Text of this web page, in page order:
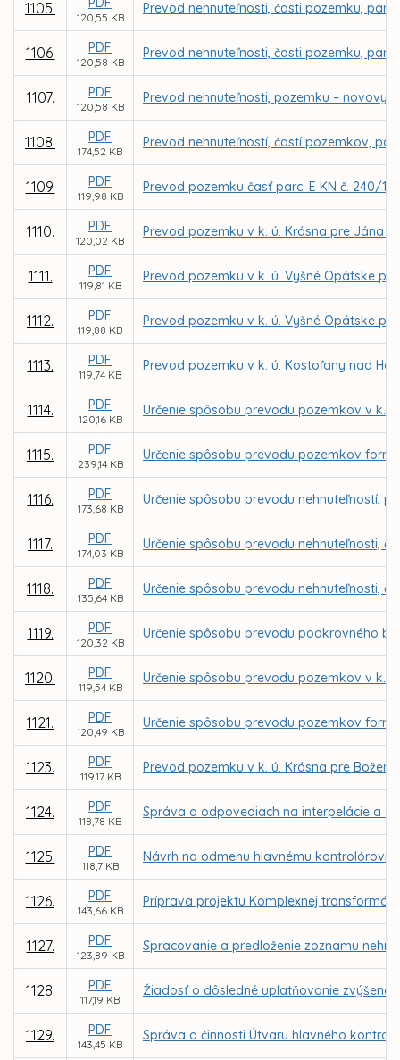
1105.
120,55 KB
Prevod nehnuteľnosti, časti pozemku,
1106. PDF
120,58 KB
Prevod nehnuteľnosti, časti pozemku,
1107. PDF
120,58 KB
Prevod nehnuteľnosti, pozemku –
1108. PDF
174,52 KB
Prevod nehnuteľností, častí pozemkov,
1109. PDF
119,98 KB
Prevod pozemku časť parc. E KN č. 240/
1110. PDF
120,02 KB
Prevod pozemku v k. ú. Krásna pre Jána
1111. PDF
119,81 KB
Prevod pozemku v k. ú. Vyšné Opátske
1112. PDF
119,88 KB
Prevod pozemku v k. ú. Vyšné Opátske
1113. PDF
119,74 KB
Prevod pozemku v k. ú. Kostoľany nad
1114. PDF
120,16 KB
Určenie spôsobu prevodu pozemkov v k.
1115. PDF
239,14 KB
Určenie spôsobu prevodu pozemkov
1116. PDF
173,68 KB
Určenie spôsobu prevodu nehnuteľností,
1117. PDF
174,03 KB
Určenie spôsobu prevodu nehnuteľnosti,
1118. PDF
135,64 KB
Určenie spôsobu prevodu nehnuteľnosti,
1119. PDF
120,32 KB
Určenie spôsobu prevodu podkrovného
1120. PDF
119,54 KB
Určenie spôsobu prevodu pozemkov v k.
1121. PDF
120,49 KB
Určenie spôsobu prevodu pozemkov
1123. PDF
119,17 KB
Prevod pozemku v k. ú. Krásna pre
1124. PDF
118,78 KB
Správa o odpovediach na interpelácie a
1125. PDF
118,7 KB
Návrh na odmenu hlavnému kontrolórovi
1126. PDF
143,66 KB
Príprava projektu Komplexnej
1127. PDF
123,89 KB
Spracovanie a predloženie zoznamu
1128. PDF
117,19 KB
Žiadosť o dôsledné uplatňovanie
1129. PDF
143,45 KB
Správa o činnosti Útvaru hlavného